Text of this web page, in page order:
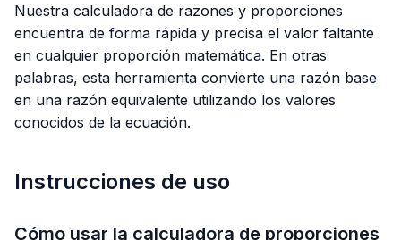
Nuestra calculadora de razones y proporciones
encuentra de forma rápida y precisa el valor faltante
en cualquier proporción matemática. En otras
palabras, esta herramienta convierte una razón base
en una razón equivalente utilizando los valores
conocidos de la ecuación.
Instrucciones de uso
Cómo usar la calculadora de proporciones